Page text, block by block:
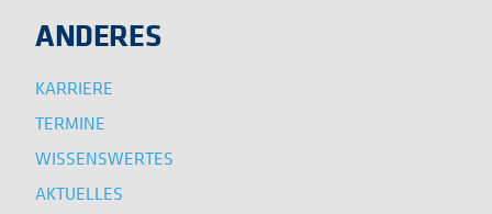
ANDERES
KARRIERE
TERMINE
WISSENSWERTES
AKTUELLES